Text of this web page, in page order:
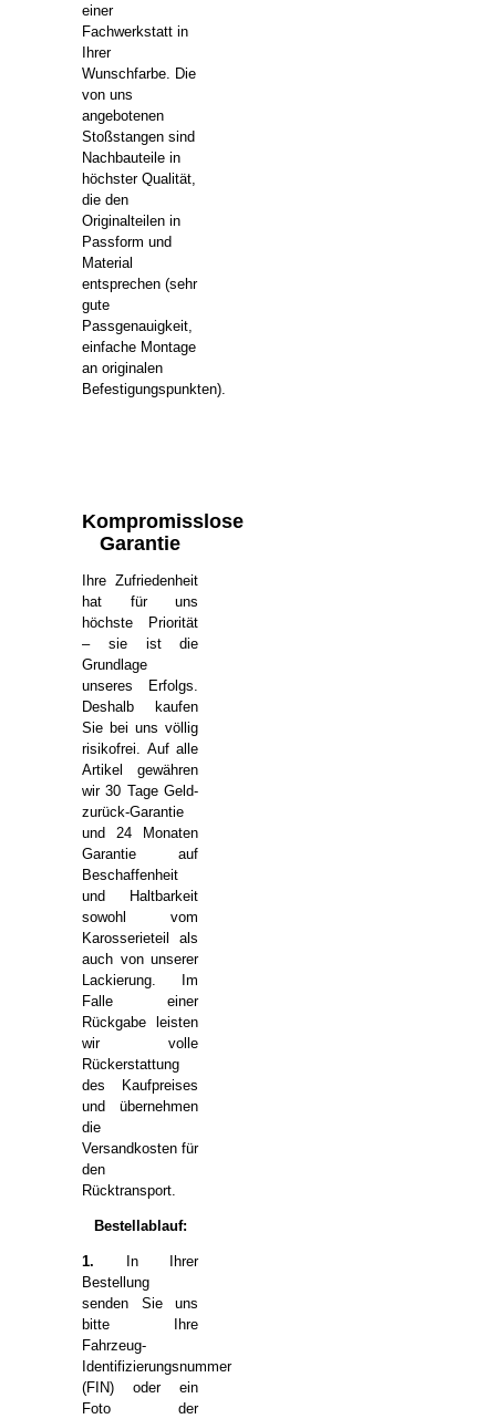
einer
Fachwerkstatt in
Ihrer
Wunschfarbe. Die
von uns
angebotenen
Stoßstangen sind
Nachbauteile in
höchster Qualität,
die den
Originalteilen in
Passform und
Material
entsprechen (sehr
gute
Passgenauigkeit,
einfache Montage
an originalen
Befestigungspunkten).
Kompromisslose
Garantie
Ihre Zufriedenheit
hat für uns
höchste Priorität
– sie ist die
Grundlage
unseres Erfolgs.
Deshalb kaufen
Sie bei uns völlig
risikofrei. Auf alle
Artikel gewähren
wir 30 Tage Geld-
zurück-Garantie
und 24 Monaten
Garantie auf
Beschaffenheit
und Haltbarkeit
sowohl vom
Karosserieteil als
auch von unserer
Lackierung. Im
Falle einer
Rückgabe leisten
wir volle
Rückerstattung
des Kaufpreises
und übernehmen
die
Versandkosten für
den
Rücktransport.
Bestellablauf:
1. In Ihrer
Bestellung
senden Sie uns
bitte Ihre
Fahrzeug-
Identifizierungsnummer
(FIN) oder ein
Foto der